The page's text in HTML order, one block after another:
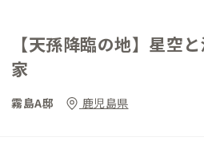
【天孫降臨の地】星空
家
霧島A邸 鹿児島県